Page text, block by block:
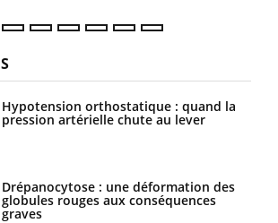
Hypotension orthostatique : quand la
pression artérielle chute au lever
Drépanocytose : une déformation des
globules rouges aux conséquences
graves